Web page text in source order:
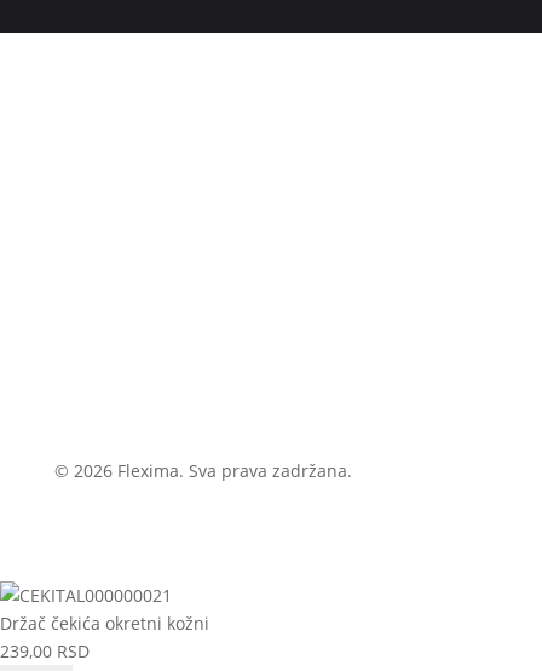
© 2026 Flexima. Sva prava zadržana.
Držač čekića okretni kožni
239,00 RSD